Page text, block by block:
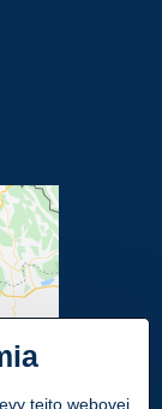
tejto webovej